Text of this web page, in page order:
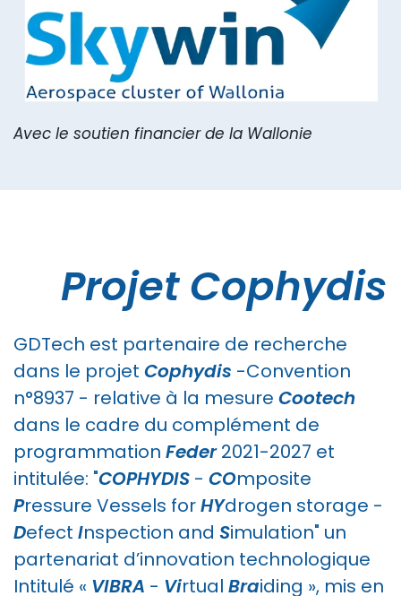
Avec le soutien financier de la Wallonie
Projet Cophydis
GDTech est partenaire de recherche
dans le projet Cophydis -Convention
n°8937 - relative à la mesure Cootech
dans le cadre du complément de
programmation Feder2021-2027 et
intitulée: "COPHYDIS - COmposite
Pressure Vessels forHYdrogen storage -
Defect Inspection and Simulation" un
partenariat d’innovation technologique
Intitulé « VIBRA - Virtual Braiding », mis en